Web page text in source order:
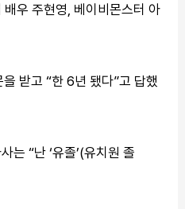
배우 주현영, 베이비몬스터 아
받고 “한 6년 됐다”고 답했
는 “난 ‘유졸’(유치원 졸